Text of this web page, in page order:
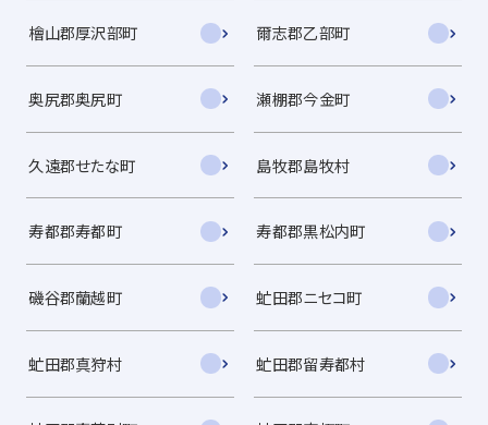
檜山郡厚沢部町 爾志郡乙部町
奥尻郡奥尻町 瀬棚郡今金町
久遠郡せたな町 島牧郡島牧村
寿都郡寿都町 寿都郡黒松内町
磯谷郡蘭越町 虻田郡ニセコ町
虻田郡真狩村 虻田郡留寿都村